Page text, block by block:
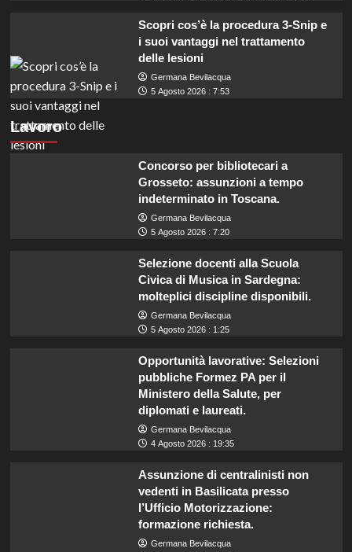
Scopri cos’è la procedura 3-Snip e
i suoi vantaggi nel trattamento
delle lesioni
Germana Bevilacqua
5 Agosto 2026 : 7:53
Lavoro
Concorso per bibliotecari a
Grosseto: assunzioni a tempo
indeterminato in Toscana.
Germana Bevilacqua
5 Agosto 2026 : 7:20
Selezione docenti alla Scuola
Civica di Musica in Sardegna:
molteplici discipline disponibili.
Germana Bevilacqua
5 Agosto 2026 : 1:25
Opportunità lavorative: Selezioni
pubbliche Formez PA per il
Ministero della Salute, per
diplomati e laureati.
Germana Bevilacqua
4 Agosto 2026 : 19:35
Assunzione di centralinisti non
vedenti in Basilicata presso
l’Ufficio Motorizzazione:
formazione richiesta.
Germana Bevilacqua